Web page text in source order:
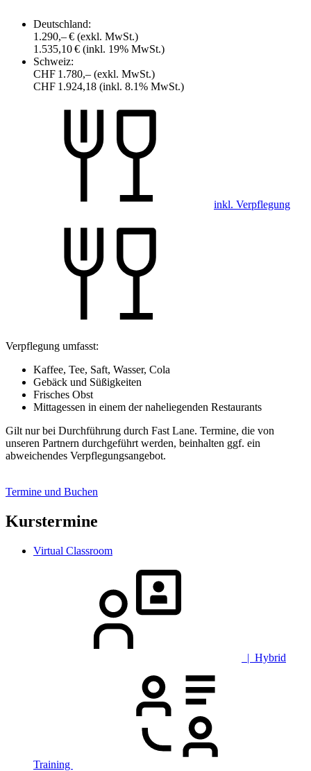
Deutschland:
1.290,– € (exkl. MwSt.)
1.535,10 € (inkl. 19% MwSt.)
Schweiz:
CHF 1.780,– (exkl. MwSt.)
CHF 1.924,18 (inkl. 8.1% MwSt.)
inkl. Verpflegung
Verpflegung umfasst:
Kaffee, Tee, Saft, Wasser, Cola
Gebäck und Süßigkeiten
Frisches Obst
Mittagessen in einem der naheliegenden Restaurants
Gilt nur bei Durchführung durch Fast Lane. Termine, die von
unseren Partnern durchgeführt werden, beinhalten ggf. ein
abweichendes Verpflegungsangebot.
Termine und Buchen
Kurstermine
Virtual Classroom
| Hybrid
Training